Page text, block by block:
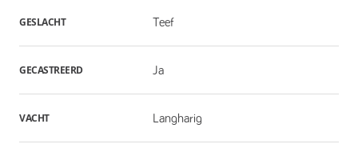
GESLACHT Teef
GECASTREERD Ja
VACHT Langharig